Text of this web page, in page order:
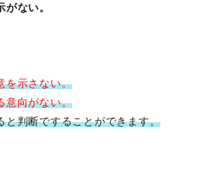
ない。
を示さない。
意向がない。
と判断ですることができます。